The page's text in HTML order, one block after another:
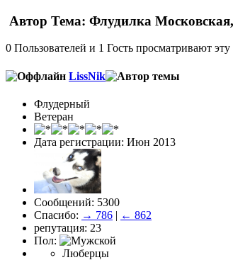
Автор Тема: Флудилка
0 Пользователей и 1 Гость просматривают эту
LissNik
Флудерный
Ветеран
Дата регистрации: Июн 2013
Сообщений: 5300
Спасибо: → 786 | ← 862
репутация: 23
Пол:
Люберцы